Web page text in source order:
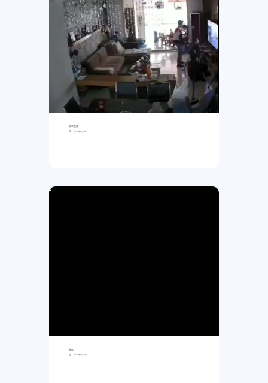
测试视频
2025年8月26日
▶
测试1
2025年9月10日